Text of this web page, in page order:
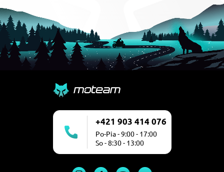
+421 903 414 076
Po-Pia - 9:00 - 17:00
So - 8:30 - 13:00